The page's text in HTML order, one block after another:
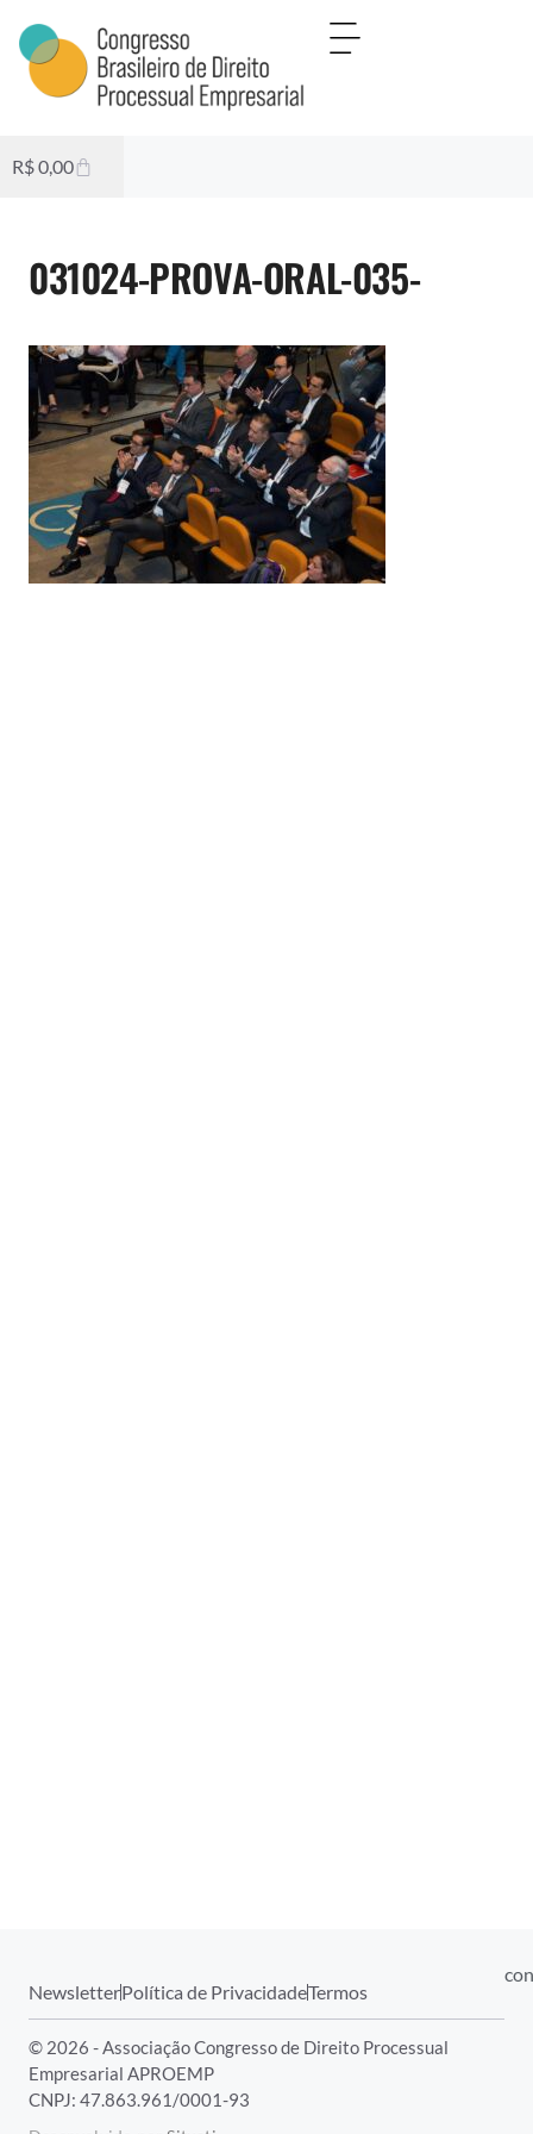
R$0,00
031024-PROVA-ORAL-035-
NewsletterPolítica de PrivacidadeTermos
© 2026 - Associação Congresso de Direito Processual
Empresarial APROEMP
CNPJ: 47.863.961/0001-93